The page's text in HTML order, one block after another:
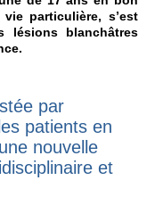
particulière, s’est
lésions blanchâtres
par
patients en
nouvelle
et